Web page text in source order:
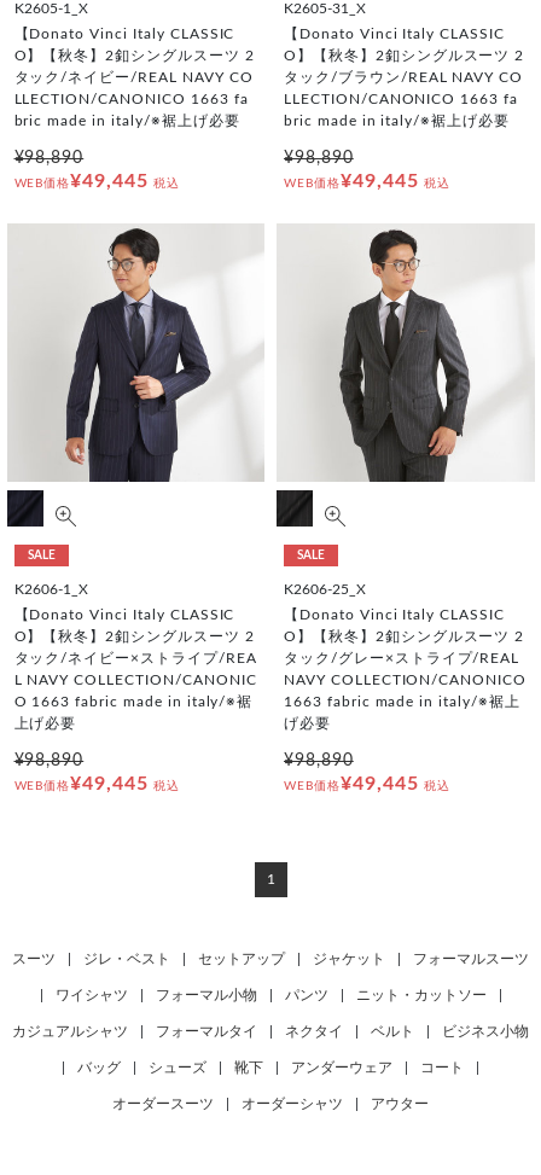
K2605-1_X
【Donato Vinci Italy CLASSIC
O】【秋冬】2釦シングルスーツ 2
タック/ネイビー/REAL NAVY CO
LLECTION/CANONICO 1663 fa
bric made in italy/※裾上げ必要
¥98,890
WEB価格¥49,445 税込
K2605-31_X
【Donato Vinci Italy CLASSIC
O】【秋冬】2釦シングルスーツ 2
タック/ブラウン/REAL NAVY CO
LLECTION/CANONICO 1663 fa
bric made in italy/※裾上げ必要
¥98,890
WEB価格¥49,445 税込
SALE
K2606-1_X
【Donato Vinci Italy CLASSIC
O】【秋冬】2釦シングルスーツ 2
タック/ネイビー×ストライプ/REA
L NAVY COLLECTION/CANONIC
O 1663 fabric made in italy/※裾
上げ必要
¥98,890
WEB価格¥49,445 税込
SALE
K2606-25_X
【Donato Vinci Italy CLASSIC
O】【秋冬】2釦シングルスーツ 2
タック/グレー×ストライプ/REAL
NAVY COLLECTION/CANONICO
1663 fabric made in italy/※裾上
げ必要
¥98,890
WEB価格¥49,445 税込
1
スーツ ジレ・ベスト セットアップ ジャケット フォーマルスーツ
ワイシャツ フォーマル小物 パンツ ニット・カットソー
カジュアルシャツ フォーマルタイ ネクタイ ベルト ビジネス小物
バッグ シューズ 靴下 アンダーウェア コート
オーダースーツ オーダーシャツ アウター